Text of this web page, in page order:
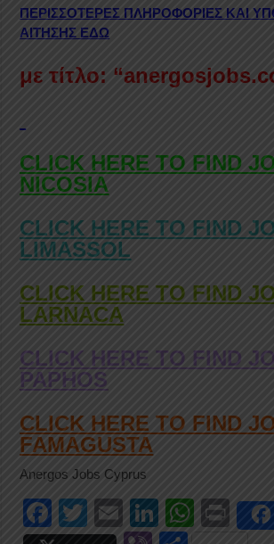
ΠΕΡΙΣΣΟΤΕΡΕΣ ΠΛΗΡΟΦΟΡΙΕΣ ΚΑΙ
ΑΙΤΗΣΗΣ ΕΔΩ
με τίτλο:
CLICK HERE TO FIND
NICOSIA
CLICK HERE TO FIND
LIMASSOL
CLICK HERE TO FIND
LARNACA
CLICK HERE TO FIND
PAPHOS
CLICK HERE TO FIND
FAMAGUSTA
Anergos Jobs Cyprus
F
T
E
Li
W Pr